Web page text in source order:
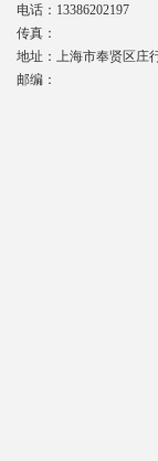
电话：13386202197
传真：
地址：上海市奉贤区庄
邮编：